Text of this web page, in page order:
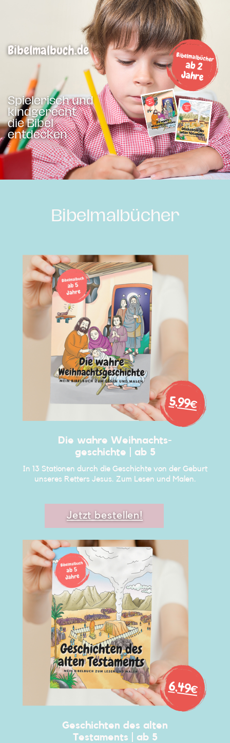
Bibelmalbücher
ab 2
Jahre
Bibelmalbuch.de
Spielerisch und
kindgerecht
die Bibel
entdecken
Bibelmalbücher
5,99€
Die wahre Weihnachts-
geschichte | ab 5
In 13 Stationen durch die Geschichte von der ​Geburt
unseres Retters Jesus. Zum Lesen und ​Malen.
Jetzt bestellen!
6,49€
Geschichten des alten
Testaments | ab 5